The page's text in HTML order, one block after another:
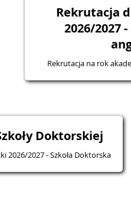
Rekrutacja
2026/2027
Rekrutacja na rok
Doktorskiej
2026/2027 - Szkoła Doktorska